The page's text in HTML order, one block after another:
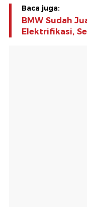
Baca juga:
BMW Sudah
Elektrifikasi,